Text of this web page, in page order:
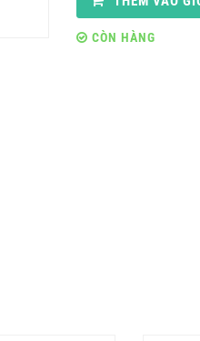
CÒN HÀNG